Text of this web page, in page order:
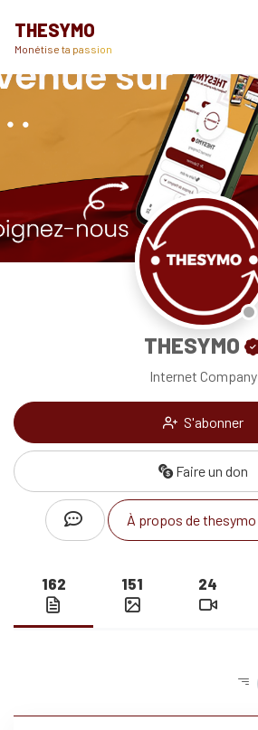
THESYMO
Monétise ta passion
THESYMO
Internet Company
S'abonner
Faire un don
À propos de thesymo
162 151 24